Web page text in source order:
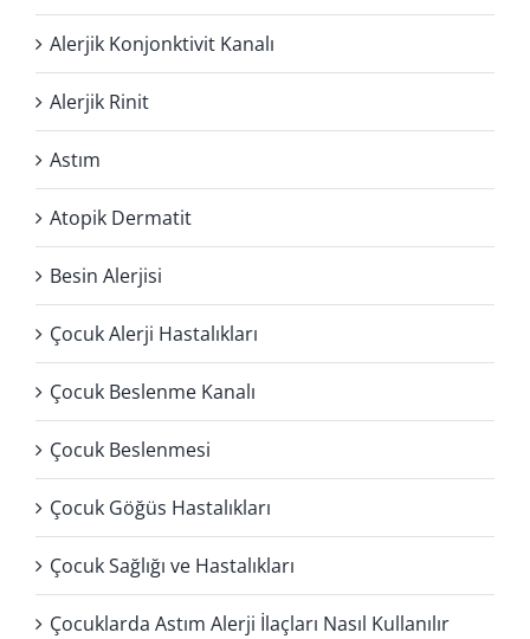
Alerjik Konjonktivit Kanalı
Alerjik Rinit
Astım
Atopik Dermatit
Besin Alerjisi
Çocuk Alerji Hastalıkları
Çocuk Beslenme Kanalı
Çocuk Beslenmesi
Çocuk Göğüs Hastalıkları
Çocuk Sağlığı ve Hastalıkları
Çocuklarda Astım Alerji İlaçları Nasıl Kullanılır